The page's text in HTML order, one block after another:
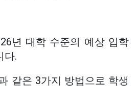
년 대학 수준의 예상 입학
다.
같은 3가지 방법으로 학생